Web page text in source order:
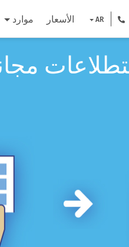
موارد الأسعار AR